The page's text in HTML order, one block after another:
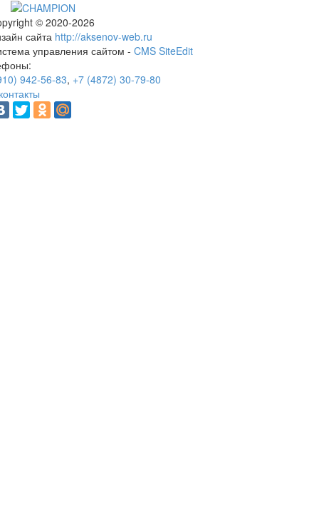
© 2020-2026
сайта http://aksenov-web.ru
управления сайтом - CMS SiteEdit
942-56-83, +7 (4872) 30-79-80